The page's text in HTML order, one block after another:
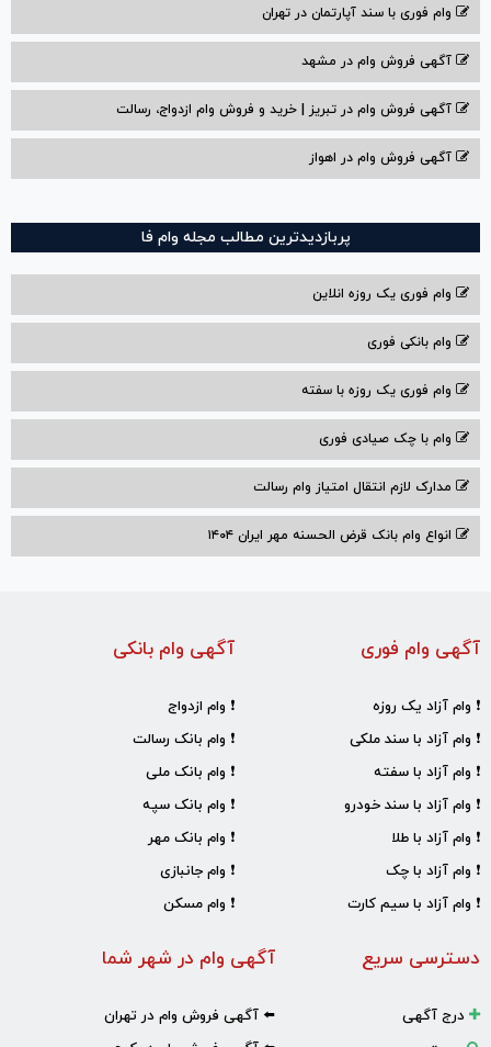
وام فوری با سند آپارتمان در تهران
آگهی فروش وام در مشهد
آگهی فروش وام در تبریز | خرید و فروش وام ازدواج، رسالت
آگهی فروش وام در اهواز
پربازدیدترین مطالب مجله وام فا
وام فوری یک روزه انلاین
وام بانکی فوری
وام فوری یک روزه با سفته
وام با‌ چک صیادی‌ فوری
مدارک لازم انتقال امتیاز وام رسالت
انواع وام بانک قرض الحسنه مهر ایران ۱۴۰۴
آگهی وام بانکی
❗ وام ازدواج
❗ وام بانک رسالت
❗ وام بانک ملی
❗ وام بانک سپه
❗ وام بانک مهر
❗ وام جانبازی
❗ وام مسکن
آگهی وام فوری
❗ وام آزاد یک روزه
❗ وام آزاد با سند ملکی
❗ وام آزاد با سفته
❗ وام آزاد با سند خودرو
❗ وام آزاد با طلا
❗ وام آزاد با چک
❗ وام آزاد با سیم کارت
آگهی وام در شهر شما
⬅️ آگهی فروش وام در تهران
دسترسی سریع
درج آگهی